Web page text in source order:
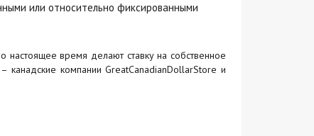
или относительно фиксированными
настоящее время делают ставку на собственное
канадские компании GreatCanadianDollarStore и